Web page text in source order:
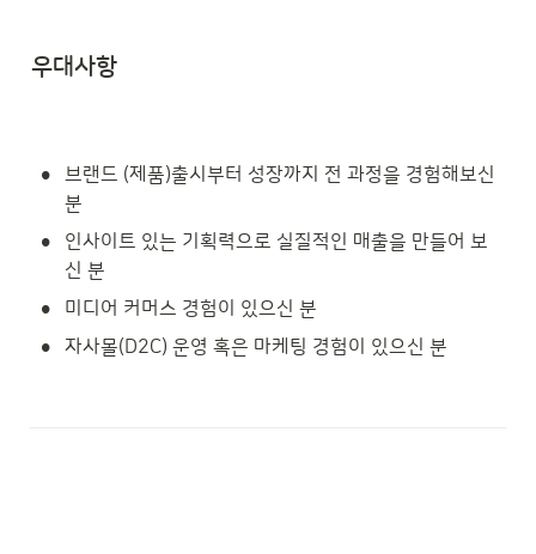
우대사항
•
브랜드 (제품)출시부터 성장까지 전 과정을 경험해보신
분
•
인사이트 있는 기획력으로 실질적인 매출을 만들어 보
신 분
• 미디어 커머스 경험이 있으신 분
• 자사몰(D2C) 운영 혹은 마케팅 경험이 있으신 분